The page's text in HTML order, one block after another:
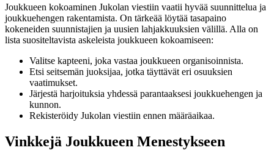
Joukkueen kokoaminen Jukolan viestiin vaatii hyvää suunnittelua ja
joukkuehengen rakentamista. On tärkeää löytää tasapaino
kokeneiden suunnistajien ja uusien lahjakkuuksien välillä. Alla on
lista suositeltavista askeleista joukkueen kokoamiseen:
Valitse kapteeni, joka vastaa joukkueen organisoinnista.
Etsi seitsemän juoksijaa, jotka täyttävät eri osuuksien
vaatimukset.
Järjestä harjoituksia yhdessä parantaaksesi joukkuehengen ja
kunnon.
Rekisteröidy Jukolan viestiin ennen määräaikaa.
Vinkkejä Joukkueen Menestykseen